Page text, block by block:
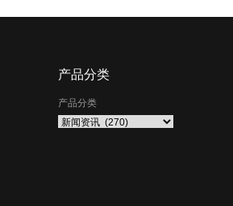
产品分类
产品分类